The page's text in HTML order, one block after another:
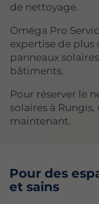
de nettoyage.
Oméga Pro
expertise de plus
panneaux
bâtiments.
Pour réserver le
solaires à
maintenant.
Pour des
et sains